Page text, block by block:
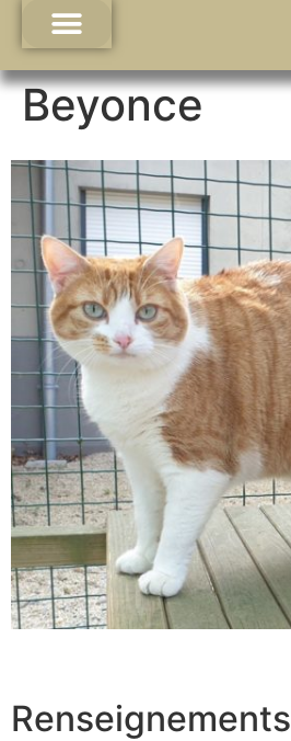
Beyonce
Renseignements